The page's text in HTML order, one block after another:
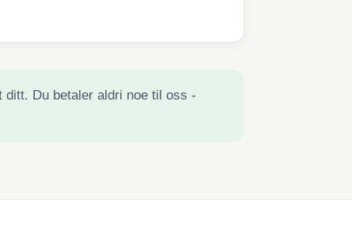
ditt. Du betaler aldri noe til oss -